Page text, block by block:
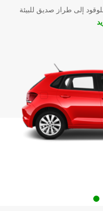
إلى طراز صديق للبيئة